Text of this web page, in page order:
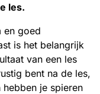
les.
en goed
is het belangrijk
van een les
bent na de les,
je spieren